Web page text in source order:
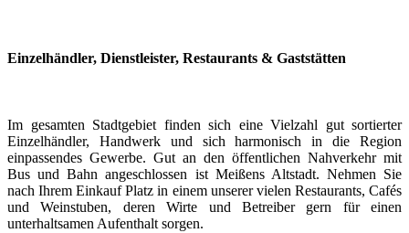
Einzelhändler, Dienstleister, Restaurants & Gaststätten
Im gesamten Stadtgebiet finden sich eine Vielzahl gut sortierter
Einzelhändler, Handwerk und sich harmonisch in die Region
einpassendes Gewerbe. Gut an den öffentlichen Nahverkehr mit
Bus und Bahn angeschlossen ist Meißens Altstadt. Nehmen Sie
nach Ihrem Einkauf Platz in einem unserer vielen Restaurants, Cafés
und Weinstuben, deren Wirte und Betreiber gern für einen
unterhaltsamen Aufenthalt sorgen.